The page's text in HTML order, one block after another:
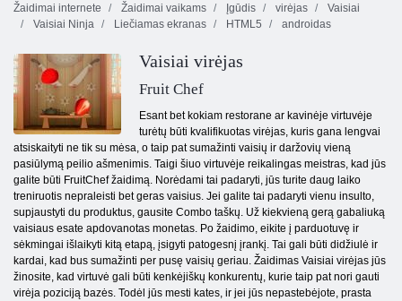
Žaidimai internete
Žaidimai vaikams Įgūdis virėjas
Vaisiai
Vaisiai Ninja
Liečiamas ekranas HTML5 androidas
Vaisiai virėjas
Fruit Chef
Esant bet kokiam restorane ar kavinėje virtuvėje
turėtų būti kvalifikuotas virėjas, kuris gana lengvai
atsiskaityti ne tik su mėsa, o taip pat sumažinti vaisių ir daržovių vieną
pasiūlymą peilio ašmenimis. Taigi šiuo virtuvėje reikalingas meistras, kad jūs
galite būti FruitChef žaidimą. Norėdami tai padaryti, jūs turite daug laiko
treniruotis nepraleisti bet geras vaisius. Jei galite tai padaryti vienu insulto,
supjaustyti du produktus, gausite Combo taškų. Už kiekvieną gerą gabaliuką
vaisiaus esate apdovanotas monetas. Po žaidimo, eikite į parduotuvę ir
sėkmingai išlaikyti kitą etapą, įsigyti patogesnį įrankį. Tai gali būti didžiulė ir
kardai, kad bus sumažinti per pusę vaisių geriau. Žaidimas Vaisiai virėjas jūs
žinosite, kad virtuvė gali būti kenkėjiškų konkurentų, kurie taip pat nori gauti
virėja poziciją bazės. Todėl jūs mesti kates, ir jei jūs nepastebėjote, prasta